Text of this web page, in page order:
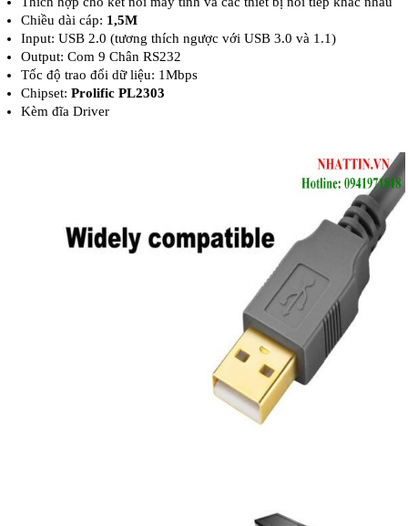
Chiều dài cáp: 1,5M
Input: USB 2.0 (tương thích ngược với USB 3.0 và 1.1)
Output: Com 9 Chân RS232
Tốc độ trao đổi dữ liệu: 1Mbps
Chipset: Prolific PL2303
Kèm đĩa Driver